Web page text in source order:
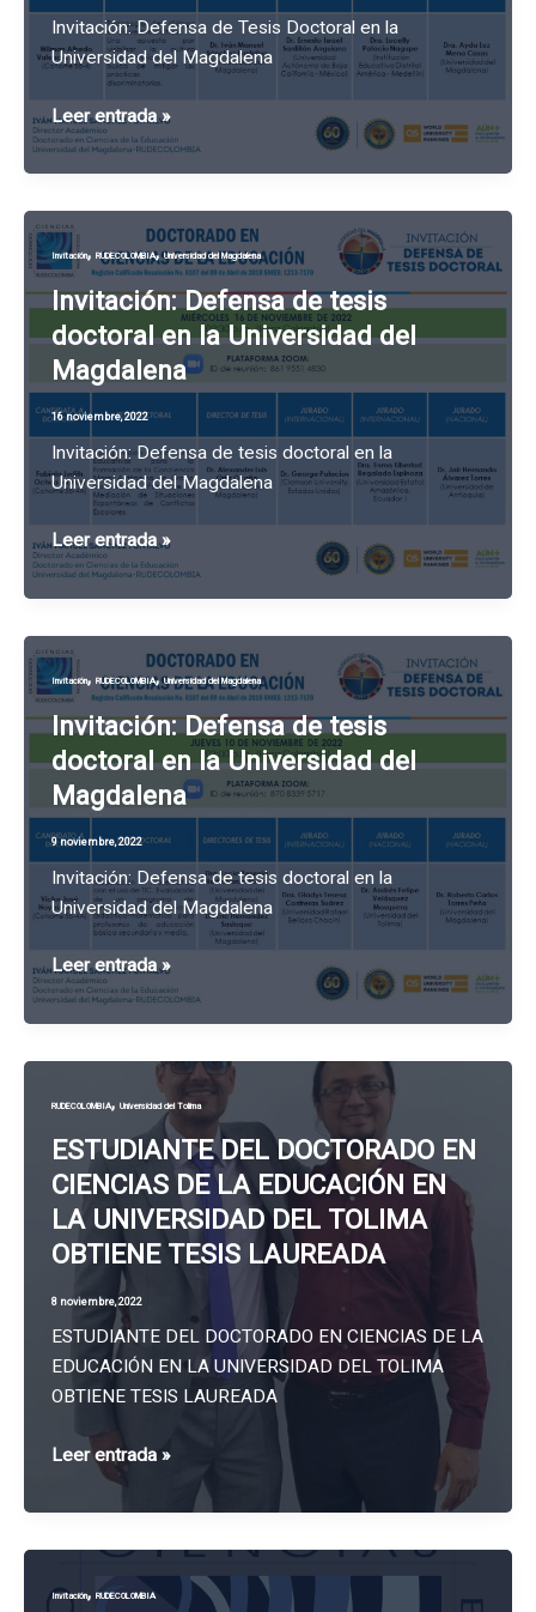
Invitación: Defensa de Tesis Doctoral en la
Universidad del Magdalena
Invitación:
Defensa
de
Doctoral
en
la
Universidad
Magdalena
Leer entrada »
Invitación,RUDECOLOMBIA,Universidad del Magdalena
Invitación: Defensa de tesis
doctoral en la Universidad del
Magdalena
16 noviembre, 2022
Invitación: Defensa de tesis doctoral en la
Universidad del Magdalena
Invitación:
Defensa
de
doctoral
en
la
Universidad
Magdalena
Leer entrada »
Invitación,RUDECOLOMBIA,Universidad del Magdalena
Invitación: Defensa de tesis
doctoral en la Universidad del
Magdalena
9 noviembre, 2022
Invitación: Defensa de tesis doctoral en la
Universidad del Magdalena
Invitación:
Defensa
de
en
la
Universidad
del
Magdalena
Leer entrada »
RUDECOLOMBIA,Universidad del Tolima
ESTUDIANTE DEL DOCTORADO EN
CIENCIAS DE LA EDUCACIÓN EN
LA UNIVERSIDAD DEL TOLIMA
OBTIENE TESIS LAUREADA
8 noviembre, 2022
ESTUDIANTE DEL DOCTORADO EN CIENCIAS DE LA
EDUCACIÓN EN LA UNIVERSIDAD DEL TOLIMA
OBTIENE TESIS LAUREADA
ESTUDIANTE
DOCTORADO
DE
Leer entrada »
Invitación,RUDECOLOMBIA